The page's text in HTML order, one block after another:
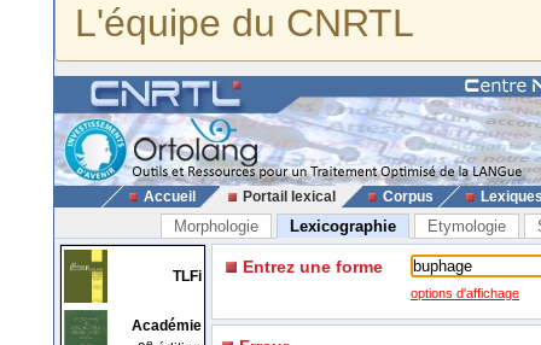
L'équipe du CNRTL
Accueil Portail lexical Corpus
Morphologie Lexicographie Etymologie
TLFi
Académie
Entrez une forme
options d'affichage